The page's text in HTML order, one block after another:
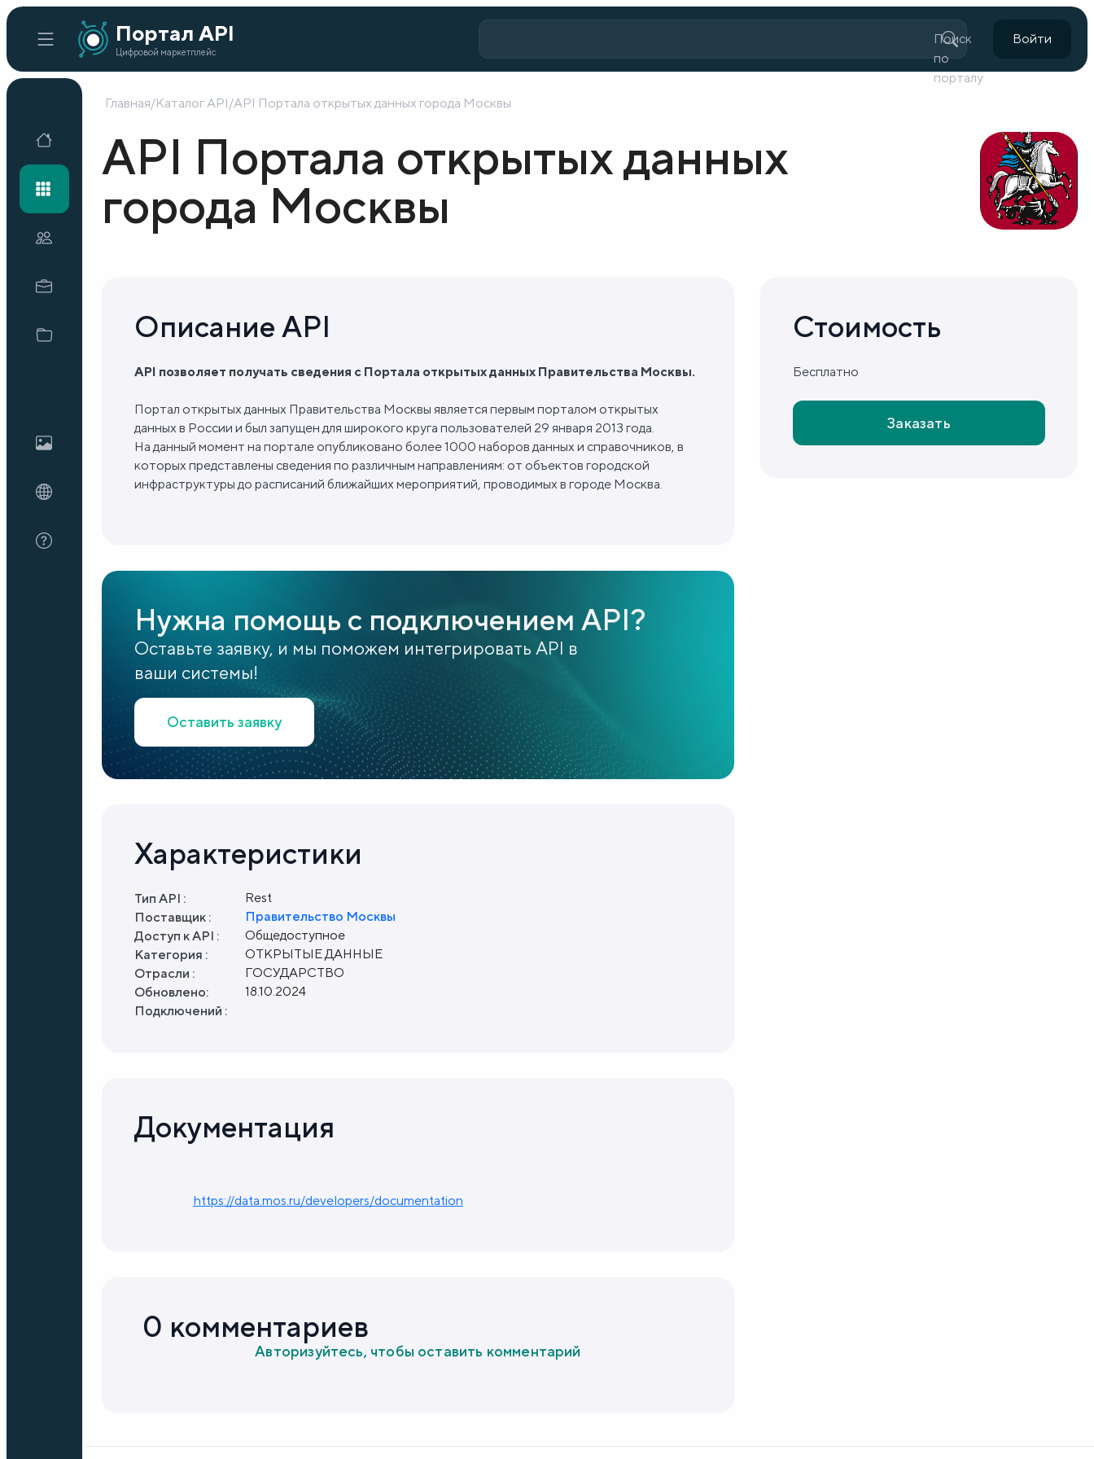
Портал API
Цифровой маркетплейс
Поиск
по
порталу
Войти
Главная/Каталог API/API Портала открытых данных города Москвы
API Портала открытых данных
города Москвы
Описание API
API позволяет получать сведения с Портала открытых данных Правительства Москвы.
Портал открытых данных Правительства Москвы является первым порталом открытых
данных в России и был запущен для широкого круга пользователей 29 января 2013 года.
На данный момент на портале опубликовано более 1000 наборов данных и справочников, в
которых представлены сведения по различным направлениям: от объектов городской
инфраструктуры до расписаний ближайших мероприятий, проводимых в городе Москва.
Нужна помощь с подключением API?
Оставьте заявку, и мы поможем интегрировать API в
ваши системы!
Оставить заявку
Характеристики
Тип API :
Rest
Поставщик :
Правительство Москвы
Доступ к API :
Общедоступное
Категория :
ОТКРЫТЫЕ ДАННЫЕ
Отрасли :
ГОСУДАРСТВО
Обновлено:
18.10.2024
Подключений :
Документация
https://data.mos.ru/developers/documentation
Стоимость
Бесплатно
Заказать
0 комментариев
Авторизуйтесь, чтобы оставить комментарий